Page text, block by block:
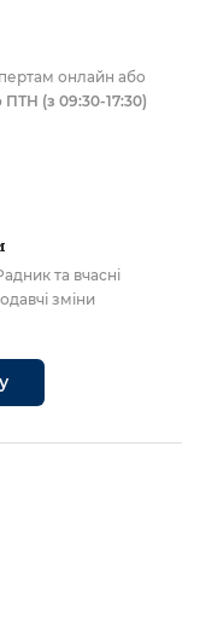
онлайн або
(з 09:30-17:30)
та вчасні
зміни